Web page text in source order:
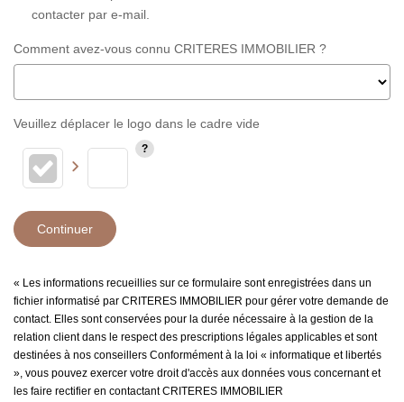
contacter par e-mail.
Comment avez-vous connu CRITERES IMMOBILIER ?
Veuillez déplacer le logo dans le cadre vide
Continuer
« Les informations recueillies sur ce formulaire sont enregistrées dans un
fichier informatisé par CRITERES IMMOBILIER pour gérer votre demande de
contact. Elles sont conservées pour la durée nécessaire à la gestion de la
relation client dans le respect des prescriptions légales applicables et sont
destinées à nos conseillers Conformément à la loi « informatique et libertés
», vous pouvez exercer votre droit d'accès aux données vous concernant et
les faire rectifier en contactant CRITERES IMMOBILIER